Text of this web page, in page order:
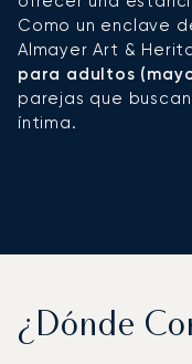
Como un enclave
Almayer Art &
para adultos
parejas que
íntima.
¿Dónde